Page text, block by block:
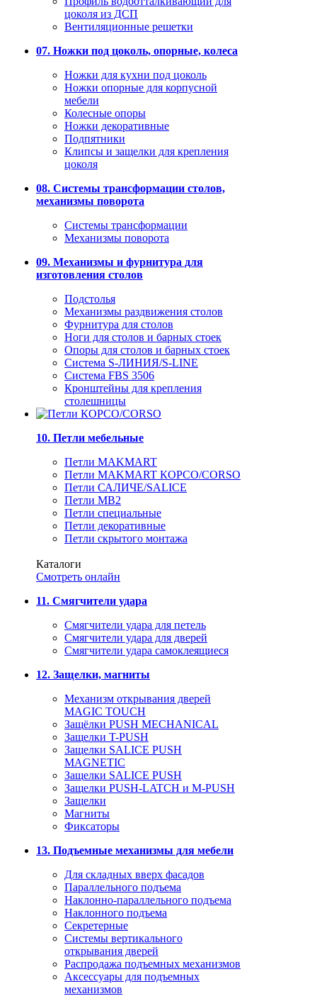
цоколя из ДСП
Вентиляционные решетки
07. Ножки под цоколь, опорные, колеса
Ножки для кухни под цоколь
Ножки опорные для корпусной
мебели
Колесные опоры
Ножки декоративные
Подпятники
Клипсы и защелки для крепления
цоколя
08. Системы трансформации столов,
механизмы поворота
Системы трансформации
Механизмы поворота
09. Механизмы и фурнитура для
изготовления столов
Подстолья
Механизмы раздвижения столов
Фурнитура для столов
Ноги для столов и барных стоек
Опоры для столов и барных стоек
Система S-ЛИНИЯ/S-LINE
Система FBS 3506
Кронштейны для крепления
столешницы
10. Петли мебельные
Петли MAKMART
Петли MAKMART КОРСО/CORSO
Петли САЛИЧЕ/SALICE
Петли MB2
Петли специальные
Петли декоративные
Петли скрытого монтажа
Каталоги
Смотреть онлайн
11. Смягчители удара
Смягчители удара для петель
Смягчители удара для дверей
Cмягчители удара самоклеящиеся
12. Защелки, магниты
Механизм открывания дверей
MAGIC TOUCH
Защёлки PUSH MECHANICAL
Защелки T-PUSH
Защелки SALICE PUSH
MAGNETIC
Защелки SALICE PUSH
Защелки PUSH-LATCH и M-PUSH
Защелки
Магниты
Фиксаторы
13. Подъемные механизмы для мебели
Для складных вверх фасадов
Параллельного подъема
Наклонно-параллельного подъема
Наклонного подъема
Секретерные
Системы вертикального
открывания дверей
Распродажа подъемных механизмов
Аксессуары для подъемных
механизмов